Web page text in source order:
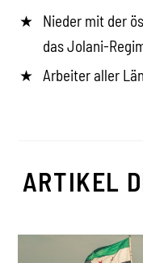
Nieder mit der
das Jolani-
Arbeiter aller
ARTIKEL